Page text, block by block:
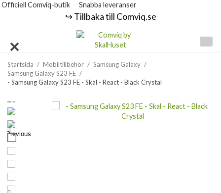
Officiell Comviq-butik Snabba leveranser
↪️ Tillbaka till Comviq.se
Startsida / Mobiltillbehör / Samsung Galaxy /
Samsung Galaxy S23 FE /
- Samsung Galaxy S23 FE - Skal - React - Black Crystal
Previous